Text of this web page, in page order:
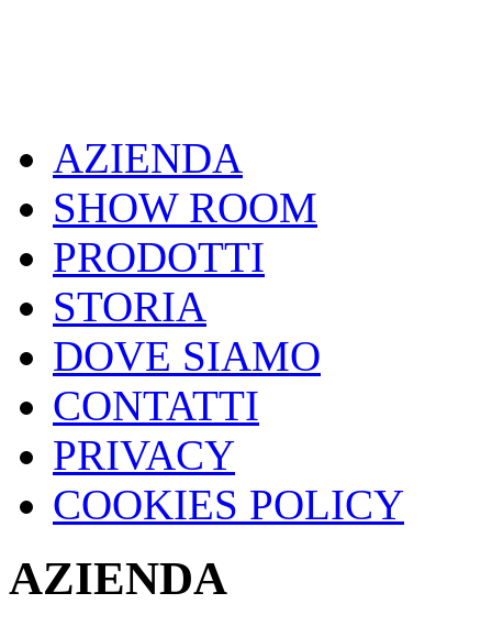
AZIENDA
SHOW ROOM
PRODOTTI
STORIA
DOVE SIAMO
CONTATTI
PRIVACY
COOKIES POLICY
AZIENDA